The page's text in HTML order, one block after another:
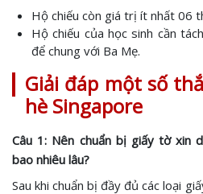
Hộ chiếu còn giá trị ít nhất 06
Hộ chiếu của học sinh cần
để chung với Ba Mẹ.
Giải đáp một số
hè Singapore
Câu 1: Nên chuẩn bị giấy tờ xin
bao nhiêu lâu?
Sau khi chuẩn bị đầy đủ các loại